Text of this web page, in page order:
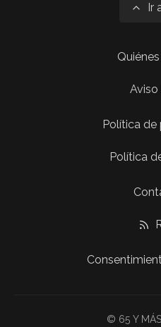
Ir
Política
Política
© 65 Y